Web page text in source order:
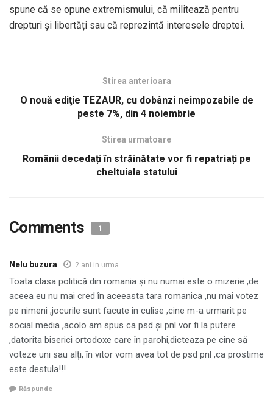
spune că se opune extremismului, că militează pentru
drepturi și libertăți sau că reprezintă interesele dreptei.
Stirea anterioara
O nouă ediţie TEZAUR, cu dobânzi neimpozabile de
peste 7%, din 4 noiembrie
Stirea urmatoare
Românii decedați în străinătate vor fi repatriați pe
cheltuiala statului
Comments 1
Nelu buzura 2 ani in urma
Toata clasa politică din romania și nu numai este o mizerie ,de
aceea eu nu mai cred în aceeasta tara romanica ,nu mai votez
pe nimeni ,jocurile sunt facute în culise ,cine m-a urmarit pe
social media ,acolo am spus ca psd și pnl vor fi la putere
,datorita biserici ortodoxe care în parohi,dicteaza pe cine să
voteze uni sau alți, în vitor vom avea tot de psd pnl ,ca prostime
este destula!!!
Răspunde